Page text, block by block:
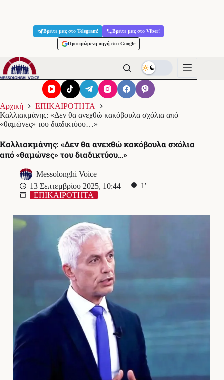
Βρείτε μας στο Telegram! Βρείτε μας στο Viber!
Προτιμώμενη πηγή στο Google
Αρχική
ΕΠΙΚΑΙΡΟΤΗΤΑ
Καλλιακμάνης: «Δεν θα ανεχθώ κακόβουλα σχόλια από
«θαμώνες» του διαδικτύου…»
Καλλιακμάνης: «Δεν θα ανεχθώ κακόβουλα σχόλια
από «θαμώνες» του διαδικτύου…»
Messolonghi Voice
13 Σεπτεμβρίου 2025, 10:44
1′
ΕΠΙΚΑΙΡΟΤΗΤΑ